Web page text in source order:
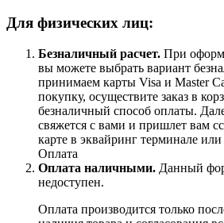
Для физических лиц:
Безналичный расчет. При
вы можете выбрать вариант
принимаем карты Visa и Master
покупку, осуществите заказ в
безналичный способ оплаты.
свяжется с вами и пришлет вам
карте в эквайринг терминале
Оплата
Оплата наличными. Данный
недоступен.
Оплата производится только